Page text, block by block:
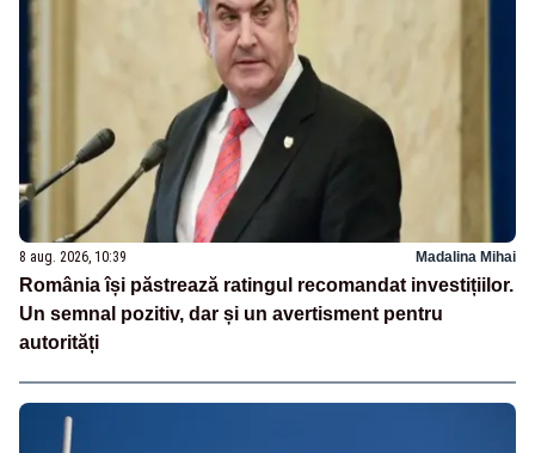
8 aug. 2026, 10:39 Madalina Mihai
România își păstrează ratingul recomandat investițiilor.
Un semnal pozitiv, dar și un avertisment pentru
autorități